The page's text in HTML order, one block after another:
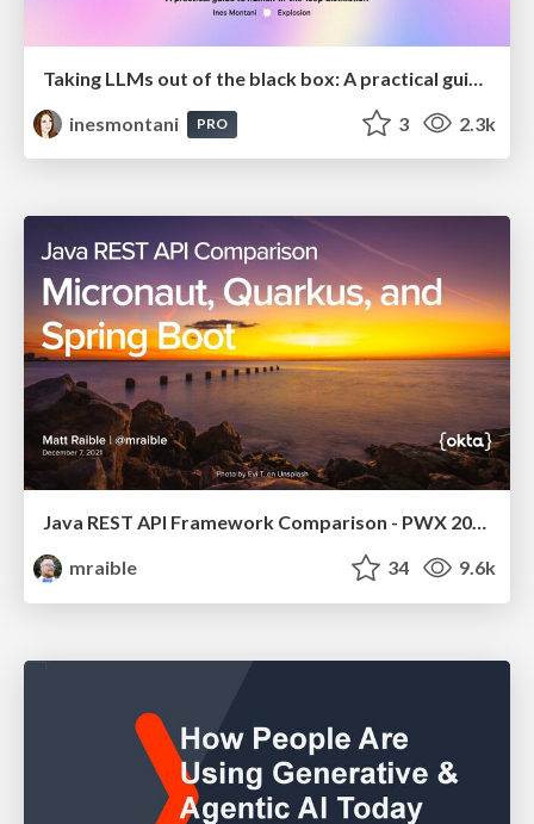
inesmontani
PRO 3 2.3k
Java REST API Framework Comparison - PWX 2021
mraible
34 9.6k